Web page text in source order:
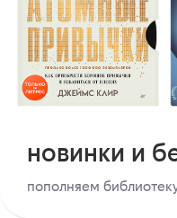
новинки и
пополняем